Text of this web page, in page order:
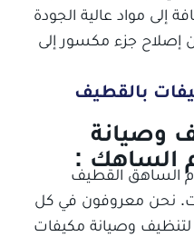
إلى مواد عالية الجودة
جزء مكسور إلى
بالقطيف
وصيانة
الساهك :
الساهق القطيف
نحن معروفون في كل
وصيانة مكيفات